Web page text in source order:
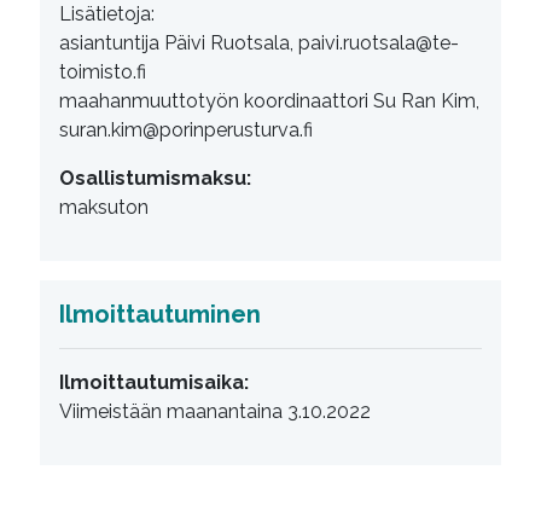
Lisätietoja:
asiantuntija Päivi Ruotsala, paivi.ruotsala@te-
toimisto.fi
maahanmuuttotyön koordinaattori Su Ran Kim,
suran.kim@porinperusturva.fi
Osallistumismaksu:
maksuton
Ilmoittautuminen
Ilmoittautumisaika:
Viimeistään maanantaina 3.10.2022